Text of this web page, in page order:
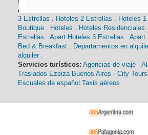
Alojamiento:
3 Estrellas
Hoteles 2 Estrellas Hoteles
Boutique
Hoteles Hoteles Residenciales
Estrellas
Apart Hoteles 3 Estrellas Apart
Bed & Breakfast
Departamentos en
alquiler
Servicios turísticos: Agencias de viaje -
Traslados Ezeiza Buenos Aires - City Tours
Escuales de español Taxis aéreos